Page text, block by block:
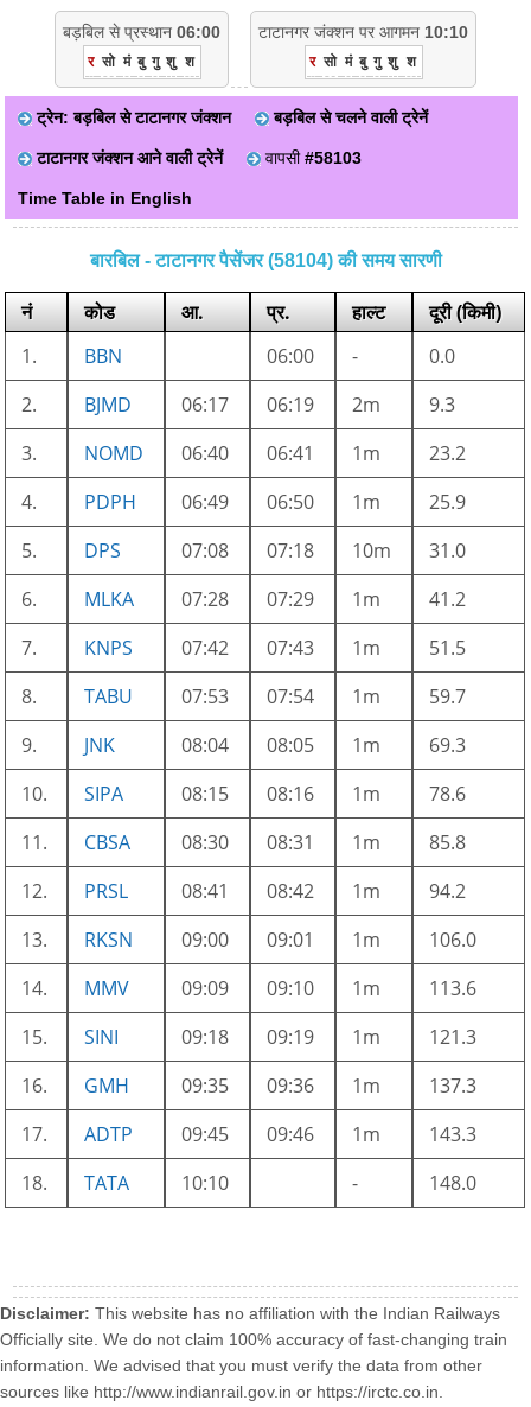
बड़बिल से प्रस्थान 06:00
र सो मं बु गु शु श
टाटानगर जंक्शन पर आगमन 10:10
र सो मं बु गु शु श
ट्रेन: बड़बिल से टाटानगर जंक्शन बड़बिल से चलने वाली ट्रेनें
टाटानगर जंक्शन आने वाली ट्रेनें वापसी#58103
Time Table in English
बारबिल - टाटानगर पैसेंजर (58104) की समय सारणी
नं कोड आ. प्र. हाल्ट
दूरी (किमी)
1.
BBN 06:00 -
0.0
2.
BJMD 06:17 06:19 2m
9.3
3.
NOMD 06:40 06:41 1m
23.2
4.
PDPH 06:49 06:50 1m
25.9
5.
DPS 07:08 07:18 10m
31.0
6.
MLKA 07:28 07:29 1m
41.2
7.
KNPS 07:42 07:43 1m
51.5
8.
TABU 07:53 07:54 1m
59.7
9.
JNK 08:04 08:05 1m
69.3
10.
SIPA 08:15 08:16 1m
78.6
11.
CBSA 08:30 08:31 1m
85.8
12.
PRSL 08:41 08:42 1m
94.2
13.
RKSN 09:00 09:01 1m
106.0
14.
MMV 09:09 09:10 1m
113.6
15.
SINI 09:18 09:19 1m
121.3
16.
GMH 09:35 09:36 1m
137.3
17.
ADTP 09:45 09:46 1m
143.3
18.
TATA 10:10 - 148.0
Disclaimer: This website has no affiliation with the Indian Railways
Officially site. We do not claim 100% accuracy of fast-changing train
information. We advised that you must verify the data from other
sources like http://www.indianrail.gov.in or https://irctc.co.in.